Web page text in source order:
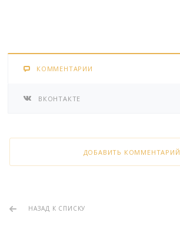
КОММЕНТАРИИ
ВКОНТАКТЕ
ДОБАВИТЬ КОММЕНТАРИЙ
НАЗАД К СПИСКУ